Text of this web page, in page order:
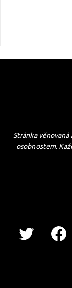
Stránka
osobnostem.